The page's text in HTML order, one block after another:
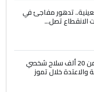
تدهور مفاجئ في
الانقطاع تصل...
الداخلية: تسجيل أكثر من 20 ألف سلاح شخصي
والاعتدة خلال تموز